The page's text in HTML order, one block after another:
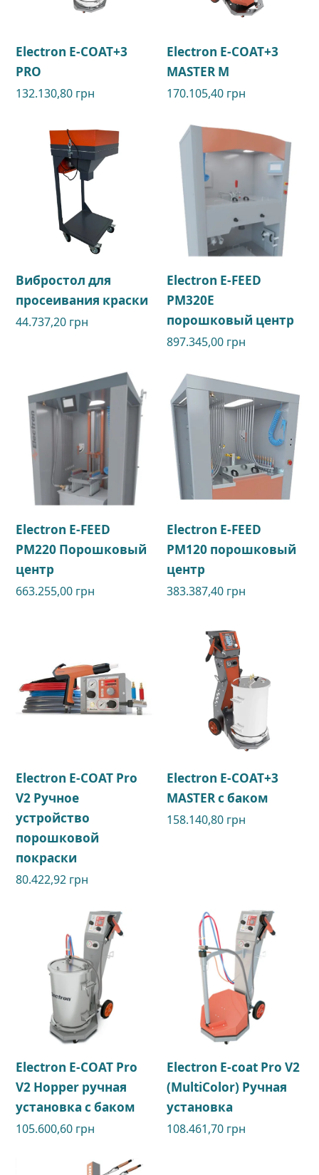
Electron E-COAT+3
PRO
132.130,80 грн
Electron E-COAT+3
MASTER M
170.105,40 грн
Вибростол для
просеивания краски
44.737,20 грн
Electron E-FEED
PM320E
порошковый центр
897.345,00 грн
Electron E-FEED
PM220 Порошковый
центр
663.255,00 грн
Electron E-FEED
PM120 порошковый
центр
383.387,40 грн
Electron E-COAT Pro
V2 Ручное
устройство
порошковой
покраски
80.422,92 грн
Electron E-COAT+3
MASTER c баком
158.140,80 грн
Electron E-COAT Pro
V2 Hopper ручная
установка с баком
105.600,60 грн
Electron E-coat Pro V2
(MultiColor) Ручная
установка
108.461,70 грн